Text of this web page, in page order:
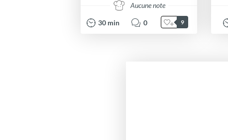
Aucune note
30 min 0 9